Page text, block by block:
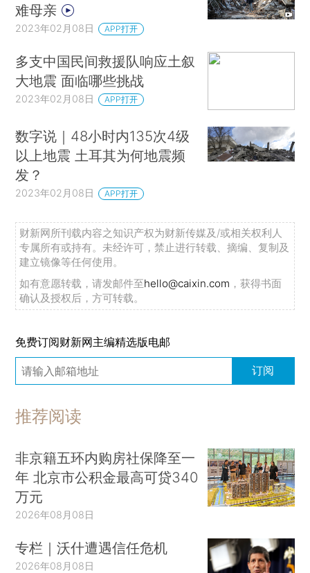
难母亲
2023年02月08日 APP打开
多支中国民间救援队响应土叙
大地震 面临哪些挑战
2023年02月08日 APP打开
数字说｜48小时内135次4级
以上地震 土耳其为何地震频
发？
2023年02月08日 APP打开
财新网所刊载内容之知识产权为财新传媒及/或相关权利人
专属所有或持有。未经许可，禁止进行转载、摘编、复制及
建立镜像等任何使用。
如有意愿转载，请发邮件至hello@caixin.com ，获得书面
确认及授权后，方可转载。
免费订阅财新网主编精选版电邮
订阅
推荐阅读
非京籍五环内购房社保降至一
年 北京市公积金最高可贷340
万元
2026年08月08日
专栏｜沃什遭遇信任危机
2026年08月08日